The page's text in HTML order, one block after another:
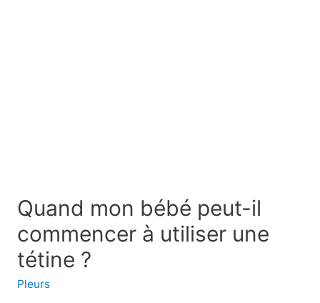
Quand mon bébé peut-il
commencer à utiliser une
tétine ?
Pleurs